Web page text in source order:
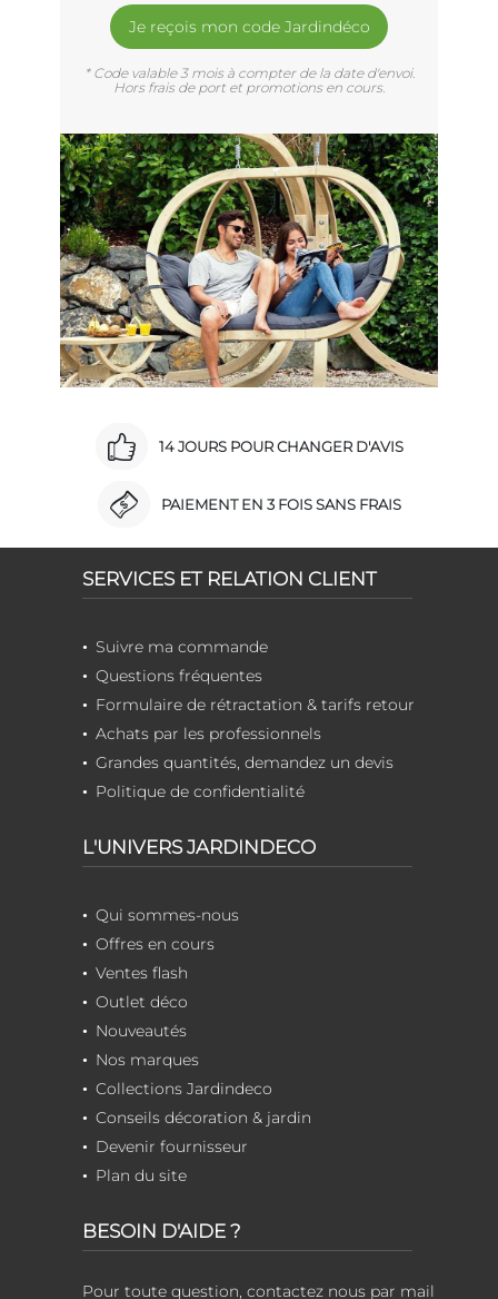
Je reçois mon code Jardindéco
* Code valable 3 mois à compter de la date d'envoi.
Hors frais de port et promotions en cours.
14 JOURS POUR CHANGER D'AVIS
PAIEMENT EN 3 FOIS SANS FRAIS
SERVICES ET RELATION CLIENT
Suivre ma commande
Questions fréquentes
Formulaire de rétractation & tarifs retour
Achats par les professionnels
Grandes quantités, demandez un devis
Politique de confidentialité
L'UNIVERS JARDINDECO
Qui sommes-nous
Offres en cours
Ventes flash
Outlet déco
Nouveautés
Nos marques
Collections Jardindeco
Conseils décoration & jardin
Devenir fournisseur
Plan du site
BESOIN D'AIDE ?
Pour toute question, contactez nous par mail